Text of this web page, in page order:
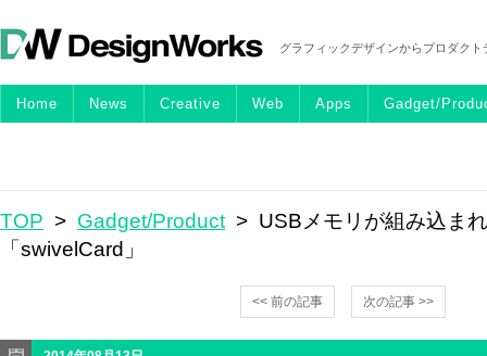
グラフィックデザインからプロダク
Home News Creative Web Apps Gadget/
TOP > Gadget/Product > USBメモリが組み込ま
「swivelCard」
<< 前の記事 次の記事 >>